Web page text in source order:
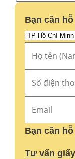
Bạn cần
Bạn cần
Tư vấn